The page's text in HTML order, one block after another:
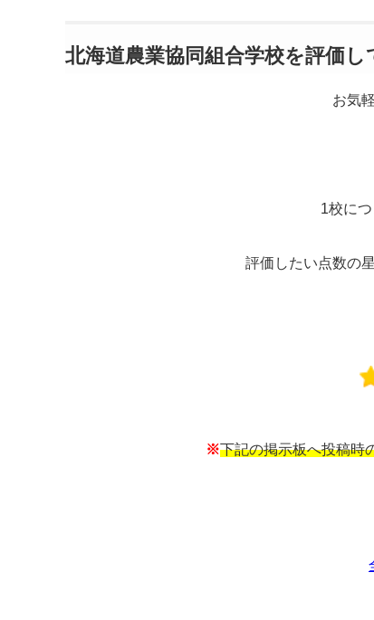
北海道農業協同組合学校を評価し
お気
1校に
評価したい点数の
※下記の掲示板へ投稿時